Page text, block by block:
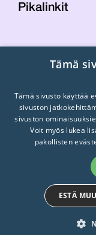
Pikalinkit
Laskutustiedot
Tietosuojaseloste
Turvallisemman
© 2026
Tämä
Tämä sivusto käyttää
sivuston
sivuston
Voit myös lukea
pakollisten
ESTÄ